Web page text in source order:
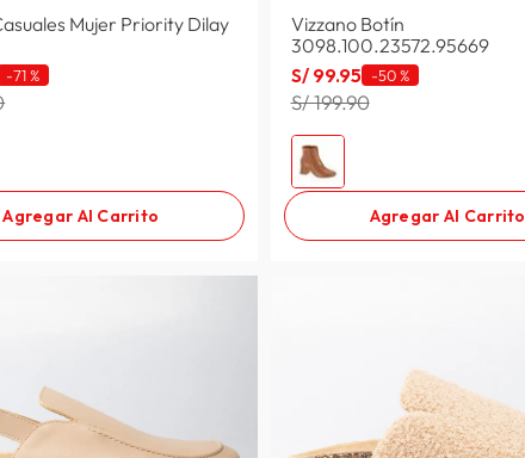
Mujer Priority Dilay
-71 %
Agregar Al Carrito
Vizzano Botín
3098.100.23572.95669
S/ 99.95 -50 %
S/ 199.90
Agregar Al Carrito